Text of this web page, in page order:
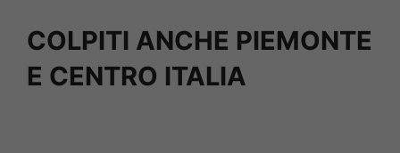
COLPITI ANCHE PIEMONTE
E CENTRO ITALIA